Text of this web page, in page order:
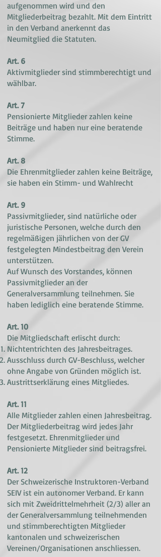
aufgenommen wird und den
Mitgliederbeitrag bezahlt. Mit dem Eintritt
in den Verband anerkennt das
Neumitglied die Statuten.
Art. 6
Aktivmitglieder sind stimmberechtigt und
wählbar.
Art. 7
Pensionierte Mitglieder zahlen keine
Beiträge und haben nur eine beratende
Stimme.
Art. 8
Die Ehrenmitglieder zahlen keine Beiträge,
sie haben ein Stimm- und Wahlrecht
Art. 9
Passivmitglieder, sind natürliche oder
juristische Personen, welche durch den
regelmäßigen jährlichen von der GV
festgelegten Mindestbeitrag den Verein
unterstützen.
Auf Wunsch des Vorstandes, können
Passivmitglieder an der
Generalversammlung teilnehmen. Sie
haben lediglich eine beratende Stimme.
Art. 10
Die Mitgliedschaft erlischt durch:
Nichtentrichten des Jahresbeitrages.
Ausschluss durch GV-Beschluss, welcher
ohne Angabe von Gründen möglich ist.
Austrittserklärung eines Mitgliedes.
Art. 11
Alle Mitglieder zahlen einen Jahresbeitrag.
Der Mitgliederbeitrag wird jedes Jahr
festgesetzt. Ehrenmitglieder und
Pensionierte Mitglieder sind beitragsfrei.
Art. 12
Der Schweizerische Instruktoren-Verband
SEIV ist ein autonomer Verband. Er kann
sich mit Zweidrittelmehrheit (2/3) aller an
der Generalversammlung teilnehmenden
und stimmberechtigten Mitglieder
kantonalen und schweizerischen
Vereinen/Organisationen anschliessen.